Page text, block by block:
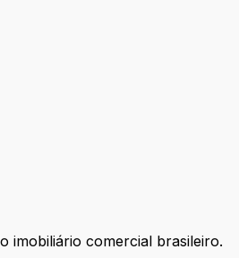
imobiliário comercial brasileiro.